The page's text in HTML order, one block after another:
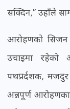
सक्दिन,’’ उहाँले
आरोहणको
उचाइमा रहेको
पथप्रर्दशक,
अन्नपूर्ण